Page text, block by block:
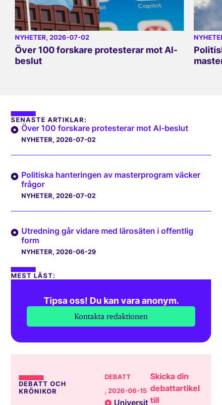
NYHETER, 2026-07-02
Över 100 forskare protesterar mot AI-
beslut
SENASTE ARTIKLAR:
Över 100 forskare protesterar mot AI-beslut
NYHETER, 2026-07-02
Politiska hanteringen av masterprogram väcker
frågor
NYHETER, 2026-07-02
Utredning går vidare med lärosäten i offentlig
form
NYHETER, 2026-06-29
MEST LÄST:
Tipsa oss! Du kan vara anonym.
Kontakta redaktionen
DEBATT OCH
KRÖNIKOR
DEBATT
, 2026-06-15
Universit
Skicka din
debattartikel
till